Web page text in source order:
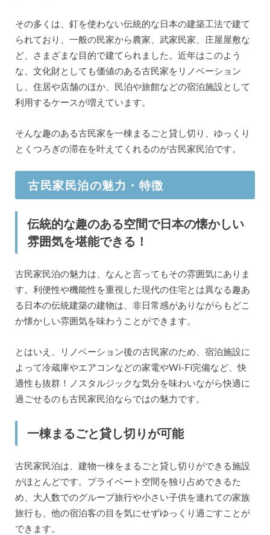
その多くは、釘を使わない伝統的な日本の建築工法で建て
られており、一般の民家から農家、武家民家、庄屋屋敷な
ど、さまざまな目的で建てられました。近年はこのよう
な、文化財としても価値のある古民家をリノベーション
し、住居や店舗のほか、民泊や旅館などの宿泊施設として
利用するケースが増えています。
そんな趣のある古民家を一棟まるごと貸し切り、ゆっくり
とくつろぎの滞在を叶えてくれるのが古民家民泊です。
古民家民泊の魅力・特徴
伝統的な趣のある空間で日本の懐かしい
雰囲気を堪能できる！
古民家民泊の魅力は、なんと言ってもその雰囲気にありま
す。利便性や機能性を重視した現代の住宅とは異なる趣あ
る日本の伝統建築の建物は、非日常感がありながらもどこ
か懐かしい雰囲気を味わうことができます。
とはいえ、リノベーション後の古民家のため、宿泊施設に
よって冷蔵庫やエアコンなどの家電やWi-Fi完備など、快
適性も抜群！ノスタルジックな気分を味わいながら快適に
過ごせるのも古民家民泊ならではの魅力です。
一棟まるごと貸し切りが可能
古民家民泊は、建物一棟をまるごと貸し切りができる施設
がほとんどです。プライベート空間を独り占めできるた
め、大人数でのグループ旅行や小さい子供を連れての家族
旅行も、他の宿泊客の目を気にせずゆっくり過ごすことが
できます。